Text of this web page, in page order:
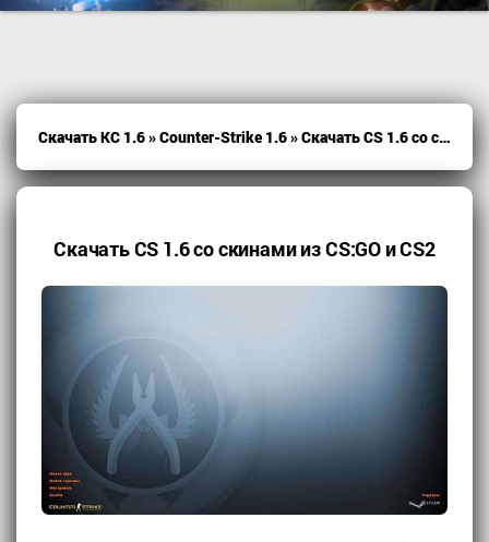
Скачать КС 1.6»Counter-Strike 1.6» Скачать CS 1.6 со скинами из CS:GO и CS2
Скачать CS 1.6 со скинами из CS:GO и CS2